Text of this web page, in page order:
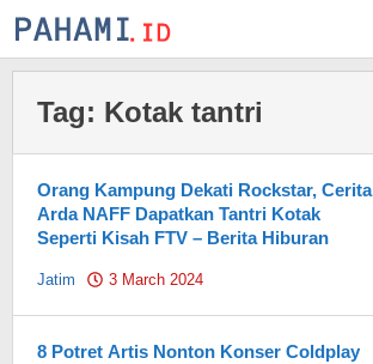
Skip
to
Tag: Kotak tantri
Orang Kampung Dekati Rockstar, Cerita
Arda NAFF Dapatkan Tantri Kotak
Seperti Kisah FTV – Berita Hiburan
Jatim 3 March 2024
8 Potret Artis Nonton Konser Coldplay